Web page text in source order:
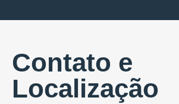
Contato e
Localização